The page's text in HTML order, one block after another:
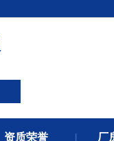
资质荣誉 厂